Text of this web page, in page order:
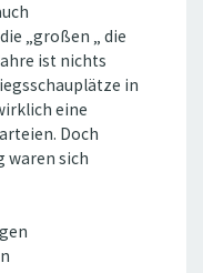
„großen „ die
ist nichts
in
eine
Doch
waren sich